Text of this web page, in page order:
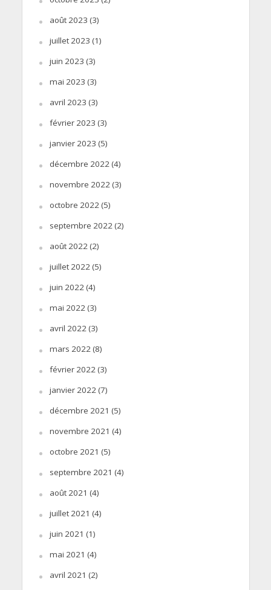
août 2023 (3)
juillet 2023 (1)
juin 2023 (3)
mai 2023 (3)
avril 2023 (3)
février 2023 (3)
janvier 2023 (5)
décembre 2022(4)
novembre 2022(3)
octobre 2022(5)
septembre 2022(2)
août 2022(2)
juillet 2022(5)
juin 2022(4)
mai 2022(3)
avril 2022(3)
mars 2022(8)
février 2022(3)
janvier 2022(7)
décembre 2021 (5)
novembre 2021 (4)
octobre 2021 (5)
septembre 2021 (4)
août 2021 (4)
juillet 2021 (4)
juin 2021 (1)
mai 2021 (4)
avril 2021 (2)